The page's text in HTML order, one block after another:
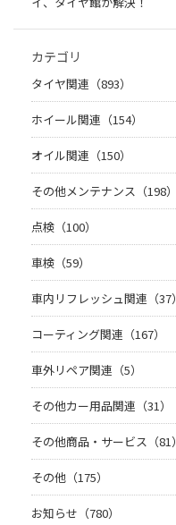
カテゴリ
タイヤ関連（893）
ホイール関連（154）
オイル関連（150）
その他メンテナンス（198）
点検（100）
車検（59）
車内リフレッシュ関連（37）
コーティング関連（167）
車外リペア関連（5）
その他カー用品関連（31）
その他商品・サービス（81）
その他（175）
お知らせ（780）